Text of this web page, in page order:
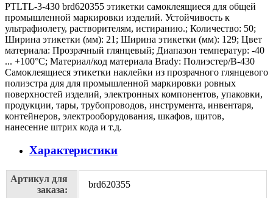
PTLTL-3-430 brd620355 этикетки самоклеящиеся для общей
промышленной маркировки изделий. Устойчивость к
ультрафиолету, растворителям, истиранию.; Количество: 50;
Ширина этикетки (мм): 21; Ширина этикетки (мм): 129; Цвет
материала: Прозрачный глянцевый; Диапазон температур: -40
... +100°С; Материал/код материала Brady: Полиэстер/В-430
Самоклеящиеся этикетки наклейки из прозрачного глянцевого
полиэстра для для промышленной маркировки ровных
поверхностей изделий, электронных компонентов, упаковки,
продукции, тары, трубопроводов, инструмента, инвентаря,
контейнеров, электрооборудования, шкафов, щитов,
нанесение штрих кода и т.д.
Характеристики
Артикул для
заказа:
brd620355